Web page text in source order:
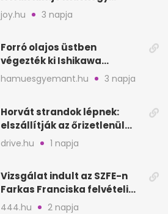
mutat, mint Homérosz
joy.hu 3 napja
Forró olajos üstben
végezték ki Ishikawa
Goemont, Japán Robin
Hoodját
hamuesgyemant.hu 3 napja
Horvát strandok lépnek:
elszállítják az őrizetlenül
hagyott törölközőket
drive.hu 1 napja
Vizsgálat indult az SZFE-n
Farkas Franciska felvételi
videója után
444.hu 2 napja